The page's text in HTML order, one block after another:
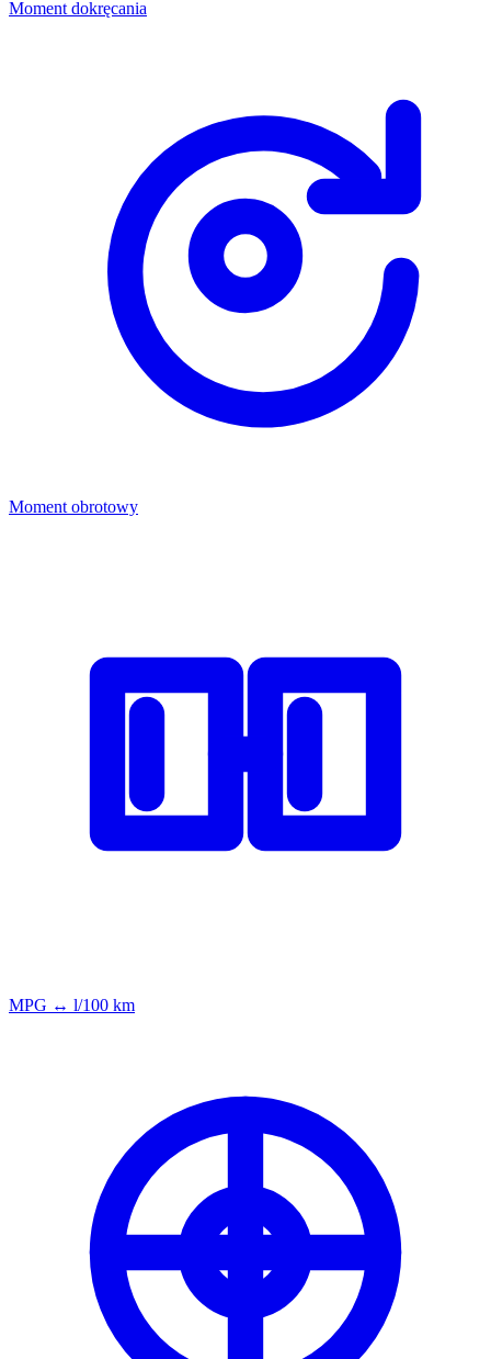
Moment dokręcania
Moment obrotowy
MPG ↔ l/100 km